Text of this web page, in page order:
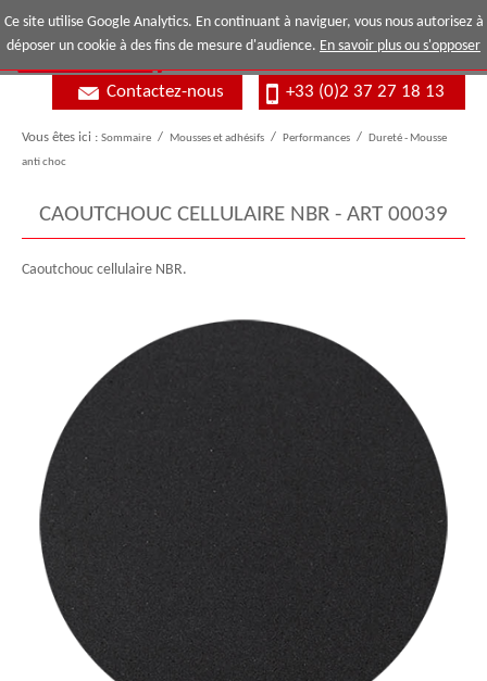
Ce site utilise Google Analytics. En continuant à naviguer, vous nous autorisez à
déposer un cookie à des fins de mesure d'audience. En savoir plus ou s'opposer
+33 (0)2 37 27 18 13
Contactez-nous
Vous êtes ici : Sommaire / Mousses et adhésifs / Performances / Dureté - Mousse
anti choc
CAOUTCHOUC CELLULAIRE NBR - ART 00039
Caoutchouc cellulaire NBR.